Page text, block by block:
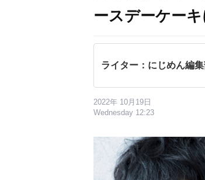
ースデーケーキ
ライター：にじめん編
2022年 10月19日
Wednesday 12:23